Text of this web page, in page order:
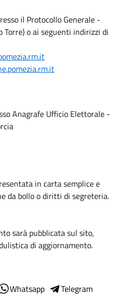
il Protocollo Generale -
Torre) o ai seguenti indirizzi di
Anagrafe Ufficio Elettorale -
in carta semplice e
da bollo o diritti di segreteria.
sarà pubblicata sul sito,
di aggiornamento.
Whatsapp
Telegram